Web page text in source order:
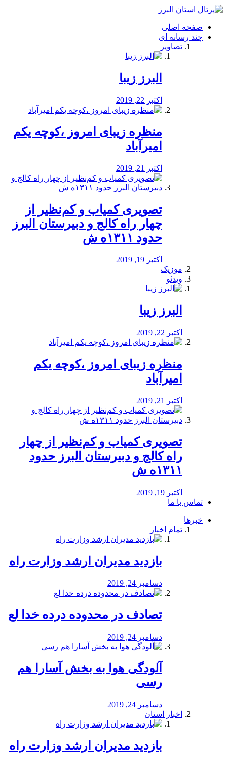
فصد
شرق
تهران
خشکشویی
صفحه اصلی
چند رسانه ای
تصاویر
البرز زیبا
اکتبر 22, 2019
منظره‌‌ زیبای امروز ،کوچه یکم
امیرآباد
اکتبر 21, 2019
️تصویری کمیاب و کم‌نظیر از
چهار راه كالج و دبيرستان البرز
حدود ۱۳۱۱ه ش
اکتبر 19, 2019
موزیک
ویدئو
البرز زیبا
اکتبر 22, 2019
منظره‌‌ زیبای امروز ،کوچه یکم
امیرآباد
اکتبر 21, 2019
️تصویری کمیاب و کم‌نظیر از چهار
راه كالج و دبيرستان البرز حدود
۱۳۱۱ه ش
اکتبر 19, 2019
تماس با ما
خبرها
تمام اخبار
بازدید مدیران ارشد وزارت راه
دسامبر 24, 2019
تصادف در محدوده درده خدا لع
دسامبر 24, 2019
آلودگی هوا به بخش آسارا هم
رسی
دسامبر 24, 2019
اخبار استان
بازدید مدیران ارشد وزارت راه